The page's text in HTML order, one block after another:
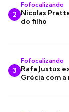
2
Fofocalizando
Nicolas
do filho
3
Fofocalizando
Rafa Justus
Grécia com a